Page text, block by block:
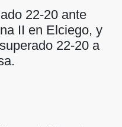
22-20 ante
II en Elciego, y
22-20 a